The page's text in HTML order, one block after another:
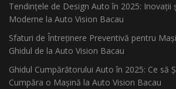
Tendințele de Design Auto în 2025: Inovații
Moderne la Auto Vision Bacau
Sfaturi de Întreținere Preventivă pentru
Ghidul de la Auto Vision Bacau
Ghidul Cumpărătorului Auto în 2025: Ce să
Cumpăra o Mașină la Auto Vision Bacau